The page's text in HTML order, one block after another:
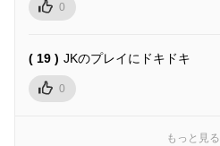
0
( 19 ) JKのプレイにドキドキ
0
もっと見る